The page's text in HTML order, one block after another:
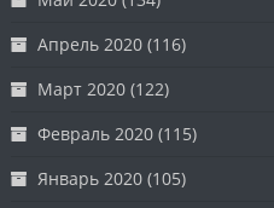
Апрель 2020 (116)
Март 2020 (122)
Февраль 2020 (115)
Январь 2020 (105)